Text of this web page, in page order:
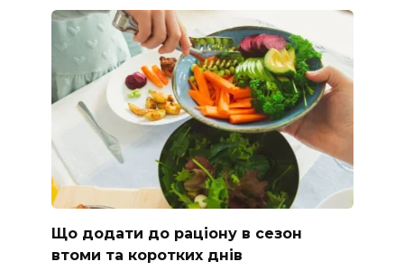
Що додати до раціону в сезон
втоми та коротких днів